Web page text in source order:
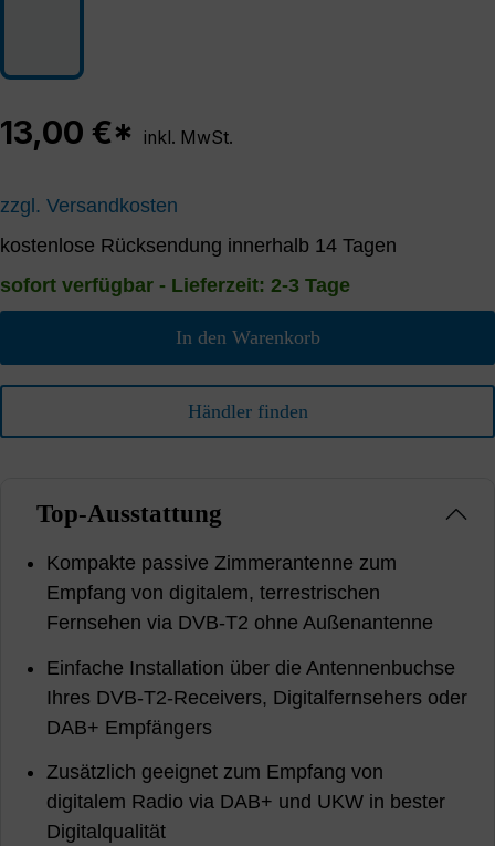
13,00 €* inkl. MwSt.
zzgl. Versandkosten
kostenlose Rücksendung innerhalb 14 Tagen
sofort verfügbar - Lieferzeit: 2-3 Tage
In den Warenkorb
Händler finden
Top-Ausstattung
Kompakte passive Zimmerantenne zum
Empfang von digitalem, terrestrischen
Fernsehen via DVB-T2 ohne Außenantenne
Einfache Installation über die Antennenbuchse
Ihres DVB-T2-Receivers, Digitalfernsehers oder
DAB+ Empfängers
Zusätzlich geeignet zum Empfang von
digitalem Radio via DAB+ und UKW in bester
Digitalqualität